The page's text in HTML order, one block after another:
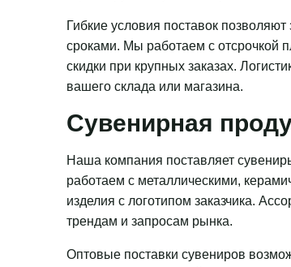
Гибкие условия поставок
сроками. Мы работаем с отсрочкой
скидки при крупных заказах.
вашего склада или магазина.
Сувенирная
Наша компания поставляет
работаем с металлическими,
изделия с логотипом заказчика.
трендам и запросам рынка.
Оптовые поставки сувениров